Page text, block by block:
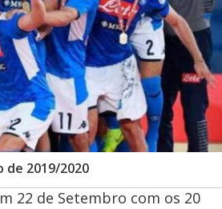
de 2019/2020
22 de Setembro com os 20